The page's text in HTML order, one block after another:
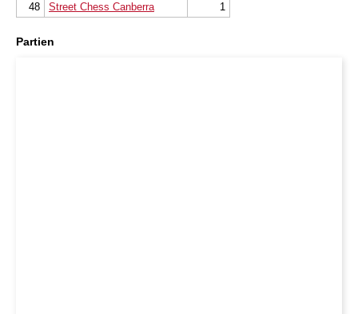
48
Street Chess Canberra 1
Partien